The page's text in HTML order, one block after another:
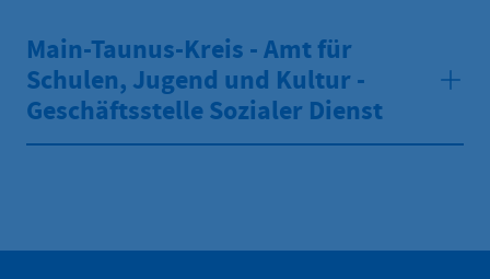
Main-Taunus-Kreis - Amt für
Schulen, Jugend und Kultur -
Geschäftsstelle Sozialer Dienst